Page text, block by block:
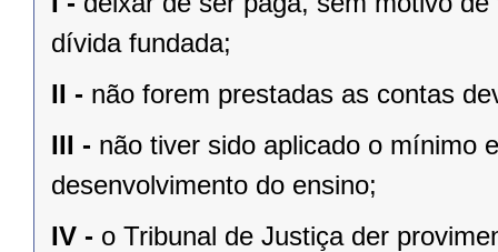
dívida fundada;
II - não forem prestadas as contas
III - não tiver sido aplicado o mínimo
desenvolvimento do ensino;
IV - o Tribunal de Justiça der